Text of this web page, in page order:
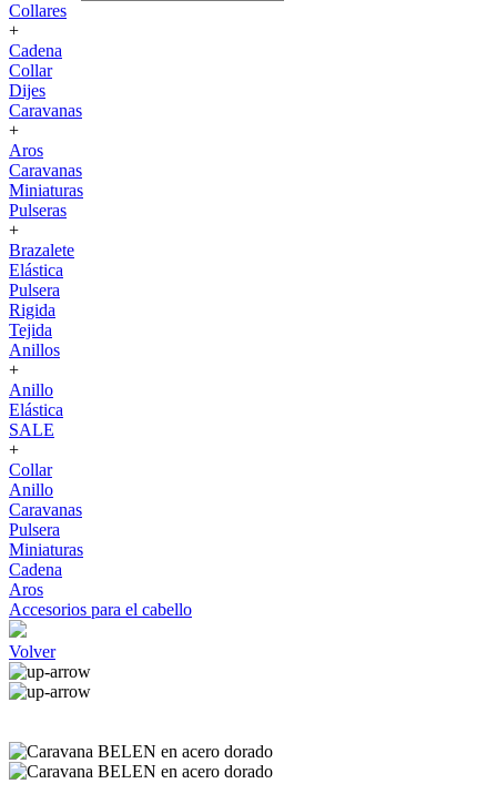
Collares
+
Cadena
Collar
Dijes
Caravanas
+
Aros
Caravanas
Miniaturas
Pulseras
+
Brazalete
Elástica
Pulsera
Rigida
Tejida
Anillos
+
Anillo
Elástica
SALE
+
Collar
Anillo
Caravanas
Pulsera
Miniaturas
Cadena
Aros
Accesorios para el cabello
Volver